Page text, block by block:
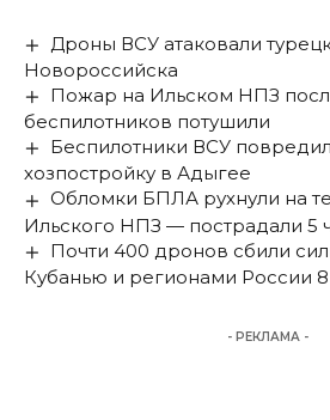
Дроны ВСУ атаковали
Новороссийска
Пожар на Ильском НПЗ
беспилотников потушили
Беспилотники ВСУ
хозпостройку в Адыгее
Обломки БПЛА рухнули на
Ильского НПЗ — пострадали 5
Почти 400 дронов сбили
Кубанью и регионами России
- РЕКЛАМА -